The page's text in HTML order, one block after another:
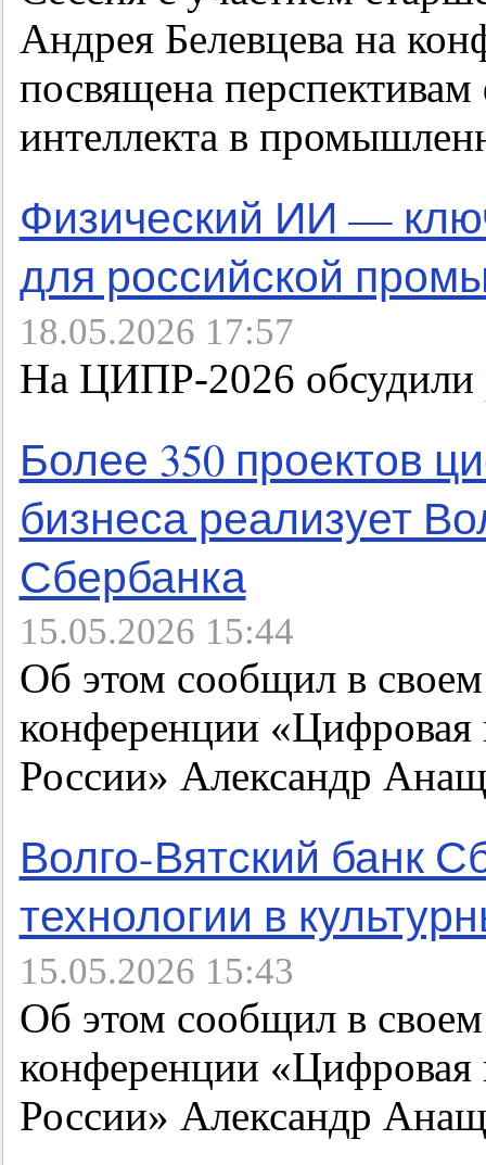
Андрея Белевцева на
посвящена перспективам
интеллекта в
Физический ИИ —
для российской
18.05.2026 17:57
На ЦИПР-2026 обсудили
Более 350 проектов
бизнеса реализует
Сбербанка
15.05.2026 15:44
Об этом сообщил в
конференции
России» Александр
Волго-Вятский банк
технологии в
15.05.2026 15:43
Об этом сообщил в
конференции
России» Александр